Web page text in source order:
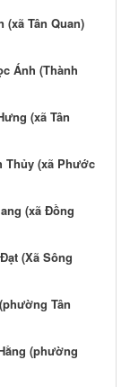
(xã Tân Quan)
Ánh (Thành
(xã Tân
Thủy (xã Phước
(xã Đồng
(Xã Sông
Tân
(phường